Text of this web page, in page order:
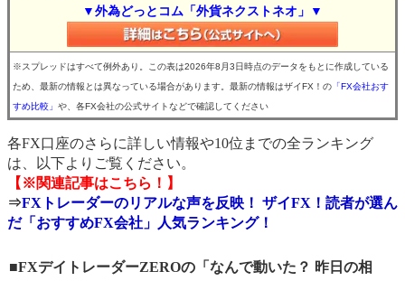
▼外為どっとコム「外貨ネクストネオ」▼
※スプレッドはすべて例外あり。この表は2026年8月3日時点のデータをもとに作成している
ため、最新の情報とは異なっている場合があります。最新の情報はザイFX！の 「FX会社おす
すめ比較」 や、各FX会社の公式サイトなどで確認してください
各FX口座のさらに詳しい情報や10位までの全ランキング
は、以下よりご覧ください。
【※関連記事はこちら！】
⇒FXトレーダーのリアルな声を反映！ ザイFX！読者が選ん
だ「おすすめFX会社」人気ランキング！
■FXデイトレーダーZEROの「なんで動いた？ 昨日の相